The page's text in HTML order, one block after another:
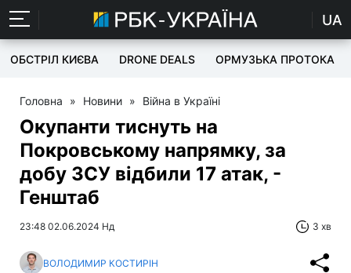
UA
ОБСТРІЛ КИЄВА DRONE DEALS ОРМУЗЬКА ПРОТОКА
Головна » Новини » Війна в Україні
Окупанти тиснуть на
Покровському напрямку, за
добу ЗСУ відбили 17 атак, -
Генштаб
23:48 02.06.2024 Нд 3 хв
ВОЛОДИМИР КОСТИРІН